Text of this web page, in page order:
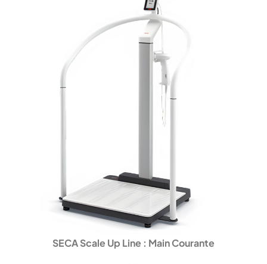
SECA Scale Up Line : Main Courante